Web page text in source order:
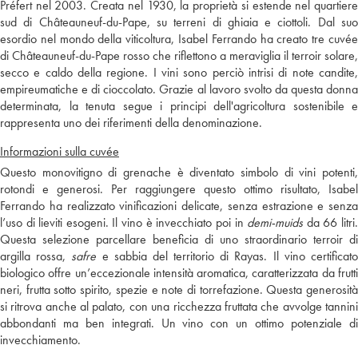
Préfert nel 2003. Creata nel 1930, la proprietà si estende nel quartiere
sud di Châteauneuf-du-Pape, su terreni di ghiaia e ciottoli. Dal suo
esordio nel mondo della viticoltura, Isabel Ferrando ha creato tre cuvée
di Châteauneuf-du-Pape rosso che riflettono a meraviglia il terroir solare,
secco e caldo della regione. I vini sono perciò intrisi di note candite,
empireumatiche e di cioccolato. Grazie al lavoro svolto da questa donna
determinata, la tenuta segue i principi dell'agricoltura sostenibile e
rappresenta uno dei riferimenti della denominazione.
Informazioni sulla cuvée
Questo monovitigno di grenache è diventato simbolo di vini potenti,
rotondi e generosi. Per raggiungere questo ottimo risultato, Isabel
Ferrando ha realizzato vinificazioni delicate, senza estrazione e senza
l’uso di lieviti esogeni. Il vino è invecchiato poi in demi-muids da 66 litri.
Questa selezione parcellare beneficia di uno straordinario terroir di
argilla rossa, safre e sabbia del territorio di Rayas. Il vino certificato
biologico offre un’eccezionale intensità aromatica, caratterizzata da frutti
neri, frutta sotto spirito, spezie e note di torrefazione. Questa generosità
si ritrova anche al palato, con una ricchezza fruttata che avvolge tannini
abbondanti ma ben integrati. Un vino con un ottimo potenziale di
invecchiamento.